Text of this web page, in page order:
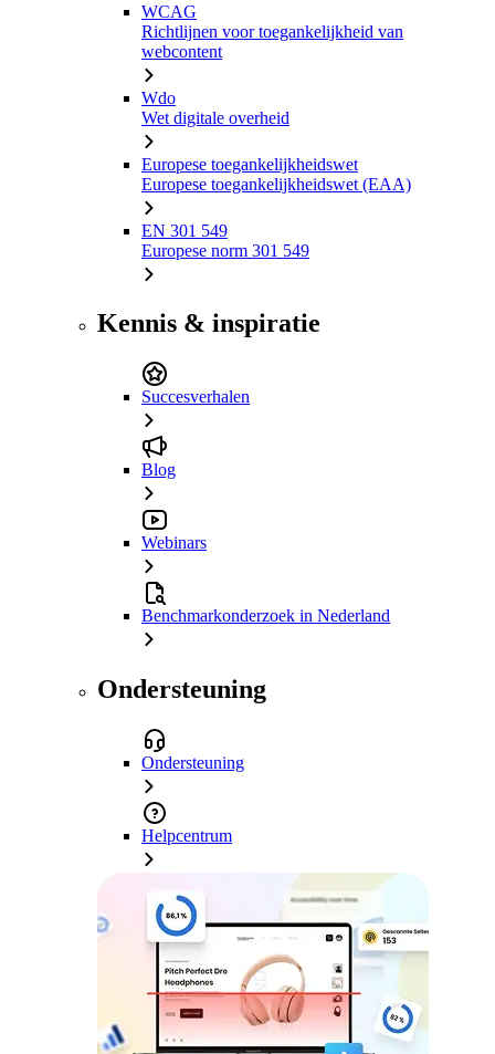
WCAG
Richtlijnen voor toegankelijkheid van
webcontent
Wdo
Wet digitale overheid
Europese toegankelijkheidswet
Europese toegankelijkheidswet (EAA)
EN 301 549
Europese norm 301 549
Kennis & inspiratie
Succesverhalen
Blog
Webinars
Benchmarkonderzoek in Nederland
Ondersteuning
Ondersteuning
Helpcentrum